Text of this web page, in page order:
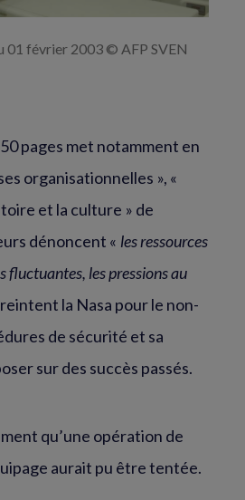
01 février 2003 © AFP SVEN
pages met notamment en
organisationnelles », «
et la culture » de
dénoncent « les ressources
fluctuantes, les pressions au
la Nasa pour le non-
de sécurité et sa
sur des succès passés.
qu’une opération de
aurait pu être tentée.